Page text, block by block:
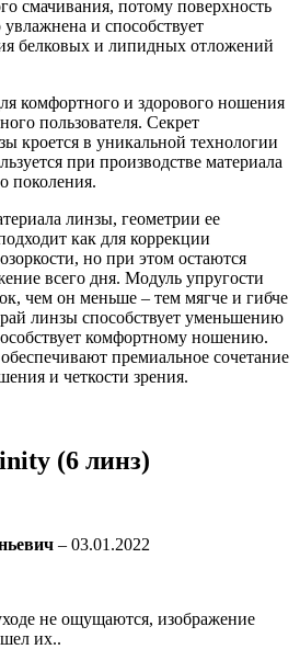
смачивания, потому поверхность
увлажнена и способствует
белковых и липидных отложений
комфортного и здорового ношения
пользователя. Секрет
кроется в уникальной технологии
при производстве материала
поколения.
линзы, геометрии ее
как для коррекции
но при этом остаются
всего дня. Модуль упругости
чем он меньше – тем мягче и гибче
линзы способствует уменьшению
комфортному ношению.
премиальное сочетание
и четкости зрения.
(6 линз)
– 03.01.2022
не ощущаются, изображение
их..